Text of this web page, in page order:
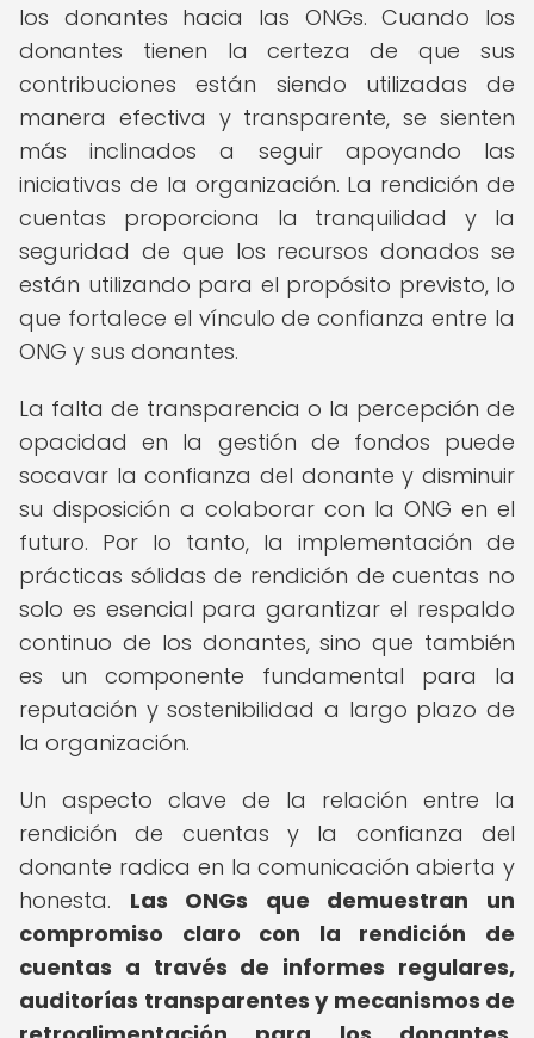
los donantes hacia las ONGs. Cuando los
donantes tienen la certeza de que sus
contribuciones están siendo utilizadas de
manera efectiva y transparente, se sienten
más inclinados a seguir apoyando las
iniciativas de la organización. La rendición de
cuentas proporciona la tranquilidad y la
seguridad de que los recursos donados se
están utilizando para el propósito previsto, lo
que fortalece el vínculo de confianza entre la
ONG y sus donantes.
La falta de transparencia o la percepción de
opacidad en la gestión de fondos puede
socavar la confianza del donante y disminuir
su disposición a colaborar con la ONG en el
futuro. Por lo tanto, la implementación de
prácticas sólidas de rendición de cuentas no
solo es esencial para garantizar el respaldo
continuo de los donantes, sino que también
es un componente fundamental para la
reputación y sostenibilidad a largo plazo de
la organización.
Un aspecto clave de la relación entre la
rendición de cuentas y la confianza del
donante radica en la comunicación abierta y
honesta. Las ONGs que demuestran un
compromiso claro con la rendición de
cuentas a través de informes regulares,
auditorías transparentes y mecanismos de